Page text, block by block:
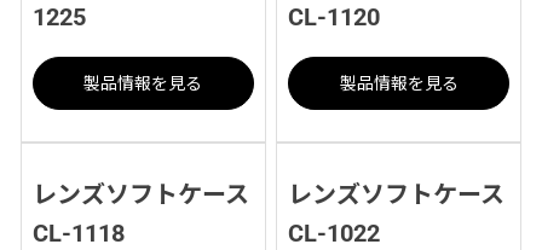
1225
製品情報を見る
CL-1120
製品情報を見る
レンズソフトケース
CL-1118
レンズソフトケース
CL-1022